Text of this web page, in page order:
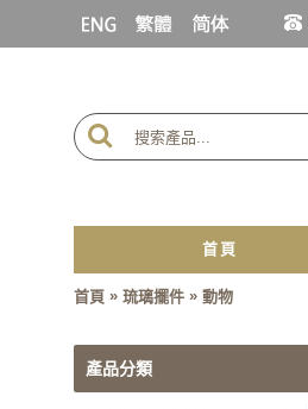
首頁
首頁 » 琉璃擺件 » 動物
產品分類